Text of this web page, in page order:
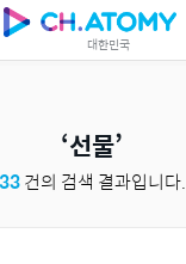
대한민국
선물
33건의 검색 결과입니다.